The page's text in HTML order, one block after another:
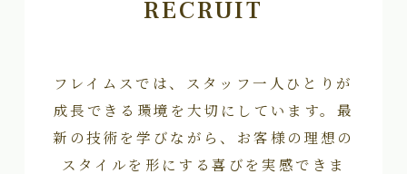
RECRUIT
フレイムスでは、スタッフ一人ひとりが
成長できる環境を大切にしています。最
新の技術を学びながら、お客様の理想の
スタイルを形にする喜びを実感できま